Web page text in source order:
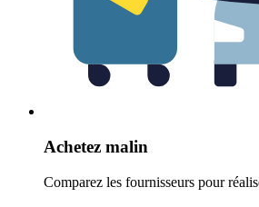
Achetez malin
Comparez les fournisseurs pour